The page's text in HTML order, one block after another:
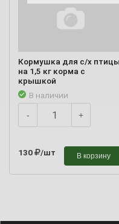
Кормушка для с/х птицы
на 1,5 кг корма с
крышкой
В наличии
- +
130 /шт В корзину